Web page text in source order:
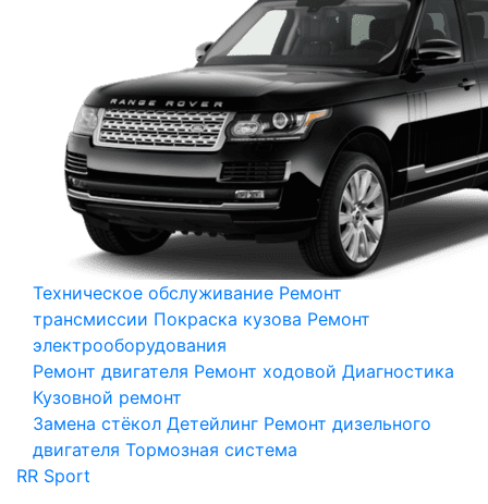
Техническое обслуживание Ремонт
трансмиссии Покраска кузова Ремонт
электрооборудования
Ремонт двигателя Ремонт ходовой Диагностика
Кузовной ремонт
Замена стёкол Детейлинг Ремонт дизельного
двигателя Тормозная система
RR Sport